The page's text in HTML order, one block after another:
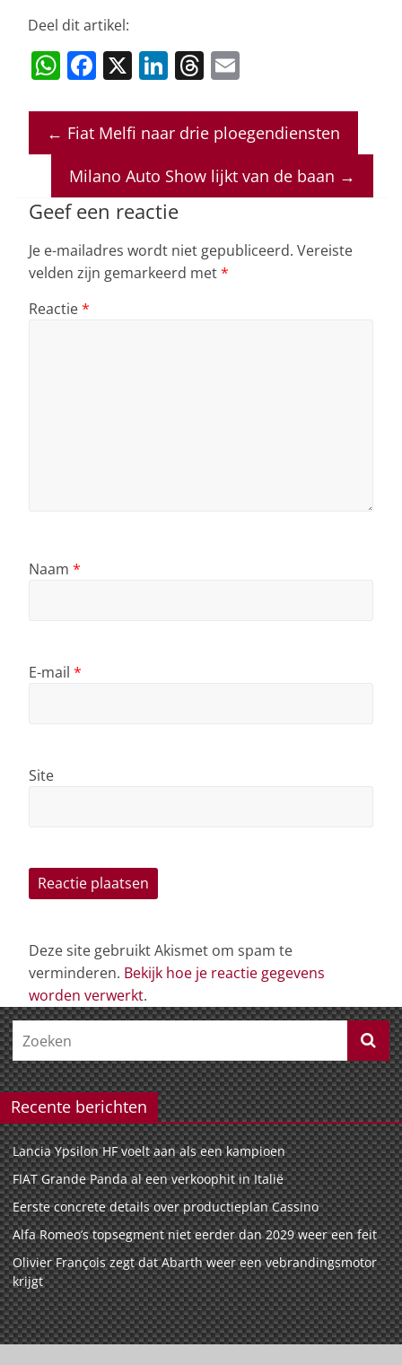
Deel dit artikel:
W
at
s
A
p
p
F
c
e
b
o
o
k
X Li
k
e
dI
n
T
re
a
d
s
ai
l
← Fiat Melfi naar drie ploegendiensten
Milano Auto Show lijkt van de baan →
Geef een reactie
Je e-mailadres wordt niet gepubliceerd. Vereiste
velden zijn gemarkeerd met*
Reactie*
Naam *
E-mail *
Site
Deze site gebruikt Akismet om spam te
verminderen. Bekijk hoe je reactie gegevens
worden verwerkt.
Recente berichten
Lancia Ypsilon HF voelt aan als een kampioen
FIAT Grande Panda al een verkoophit in Italië
Eerste concrete details over productieplan Cassino
Alfa Romeo’s topsegment niet eerder dan 2029 weer een feit
Olivier François zegt dat Abarth weer een vebrandingsmotor
krijgt